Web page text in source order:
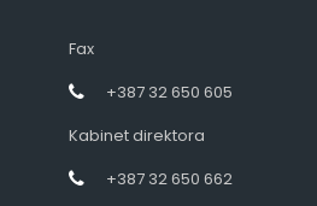
Fax
+387 32 650 605
Kabinet direktora
+387 32 650 662